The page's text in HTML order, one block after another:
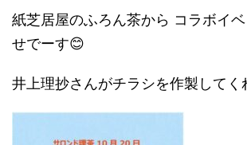
紙芝居屋のふろん茶から コラボイ
せでーす😊
井上理抄さんがチラシを作製してく